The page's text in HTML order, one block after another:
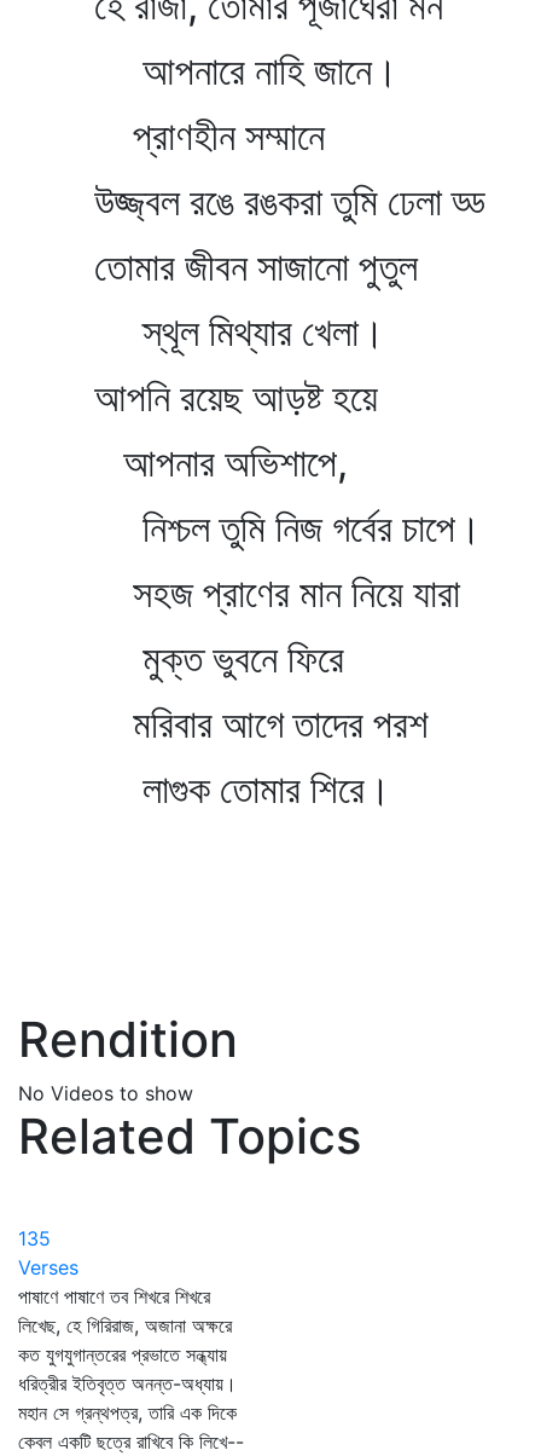
আপনারে নাহি জানে।
প্রাণহীন সম্মানে
উজ্জ্বল রঙে রঙকরা তুমি ঢেলা ড্ড
তোমার জীবন সাজানো পুতুল
স্থূল মিথ্যার খেলা।
আপনি রয়েছ আড়ষ্ট হয়ে
আপনার অভিশাপে,
নিশ্চল তুমি নিজ গর্বের চাপে।
সহজ প্রাণের মান নিয়ে যারা
মুক্ত ভুবনে ফিরে
মরিবার আগে তাদের পরশ
লাগুক তোমার শিরে।
Rendition
No Videos to show
Related Topics
135
Verses
পাষাণে পাষাণে তব শিখরে শিখরে
লিখেছ, হে গিরিরাজ, অজানা অক্ষরে
কত যুগযুগান্তরের প্রভাতে সন্ধ্যায়
ধরিত্রীর ইতিবৃত্ত অনন্ত-অধ্যায়।
মহান সে গ্রন্থপত্র, তারি এক দিকে
কেবল একটি ছত্রে রাখিবে কি লিখে--